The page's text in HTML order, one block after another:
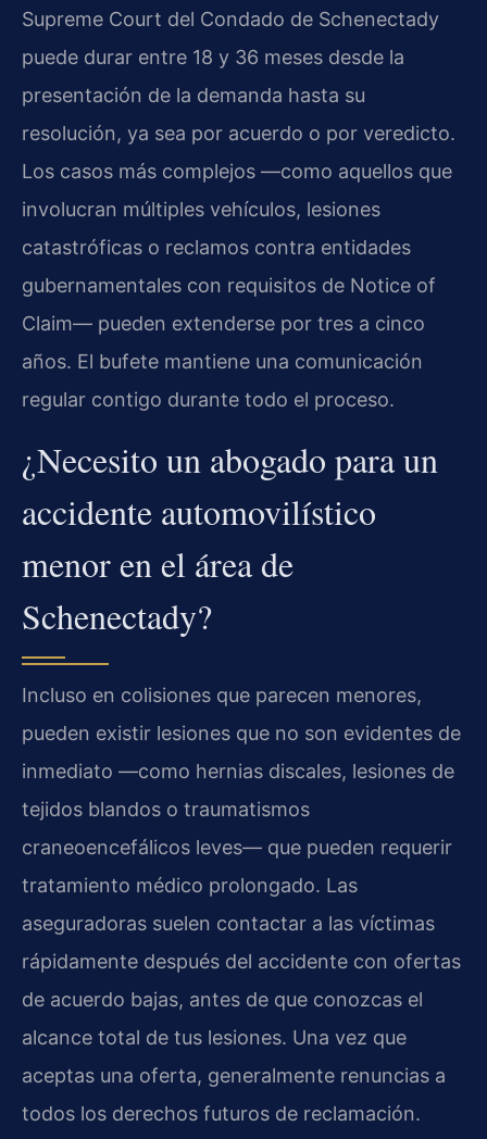
Supreme Court del Condado de Schenectady
puede durar entre 18 y 36 meses desde la
presentación de la demanda hasta su
resolución, ya sea por acuerdo o por veredicto.
Los casos más complejos —como aquellos que
involucran múltiples vehículos, lesiones
catastróficas o reclamos contra entidades
gubernamentales con requisitos de Notice of
Claim— pueden extenderse por tres a cinco
años. El bufete mantiene una comunicación
regular contigo durante todo el proceso.
¿Necesito un abogado para un
accidente automovilístico
menor en el área de
Schenectady?
Incluso en colisiones que parecen menores,
pueden existir lesiones que no son evidentes de
inmediato —como hernias discales, lesiones de
tejidos blandos o traumatismos
craneoencefálicos leves— que pueden requerir
tratamiento médico prolongado. Las
aseguradoras suelen contactar a las víctimas
rápidamente después del accidente con ofertas
de acuerdo bajas, antes de que conozcas el
alcance total de tus lesiones. Una vez que
aceptas una oferta, generalmente renuncias a
todos los derechos futuros de reclamación.